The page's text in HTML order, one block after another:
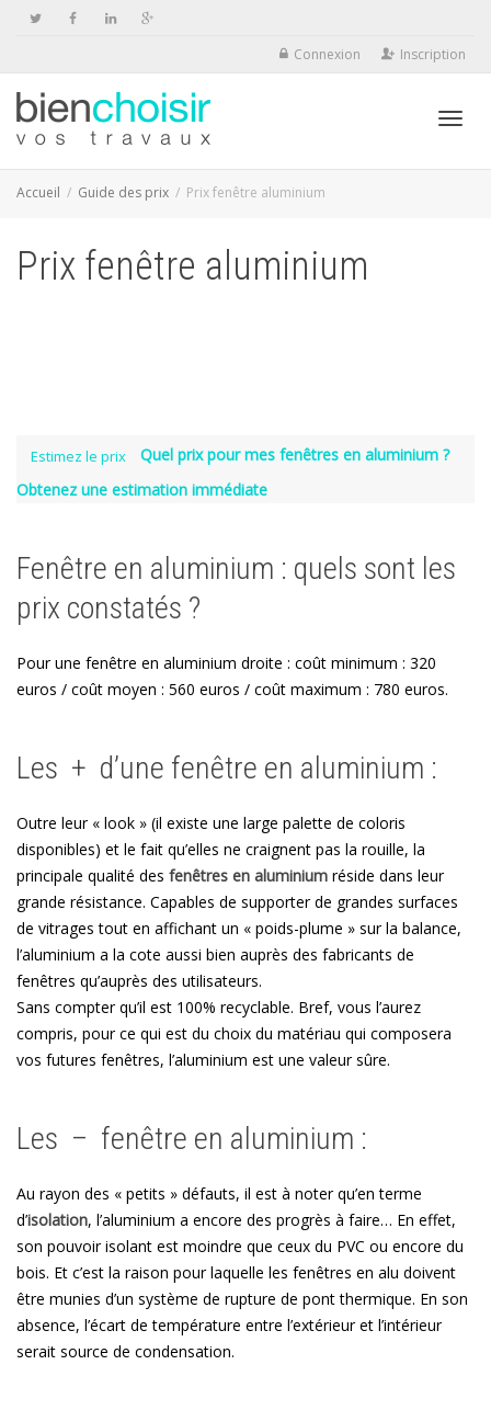
Connexion Inscription
Accueil Guide des prix Prix fenêtre aluminium
Prix fenêtre aluminium
Estimez le prix
Quel prix pour mes fenêtres en aluminium ?
Obtenez une estimation immédiate
Fenêtre en aluminium : quels sont les
prix constatés ?
Pour une fenêtre en aluminium droite : coût minimum : 320
euros / coût moyen : 560 euros / coût maximum : 780 euros.
Les + d’une fenêtre en aluminium :
Outre leur « look » (il existe une large palette de coloris
disponibles) et le fait qu’elles ne craignent pas la rouille, la
principale qualité des fenêtres en aluminium réside dans leur
grande résistance. Capables de supporter de grandes surfaces
de vitrages tout en affichant un « poids-plume » sur la balance,
l’aluminium a la cote aussi bien auprès des fabricants de
fenêtres qu’auprès des utilisateurs.
Sans compter qu’il est 100% recyclable. Bref, vous l’aurez
compris, pour ce qui est du choix du matériau qui composera
vos futures fenêtres, l’aluminium est une valeur sûre.
Les – fenêtre en aluminium :
Au rayon des « petits » défauts, il est à noter qu’en terme
d’isolation, l’aluminium a encore des progrès à faire… En effet,
son pouvoir isolant est moindre que ceux du PVC ou encore du
bois. Et c’est la raison pour laquelle les fenêtres en alu doivent
être munies d’un système de rupture de pont thermique. En son
absence, l’écart de température entre l’extérieur et l’intérieur
serait source de condensation.